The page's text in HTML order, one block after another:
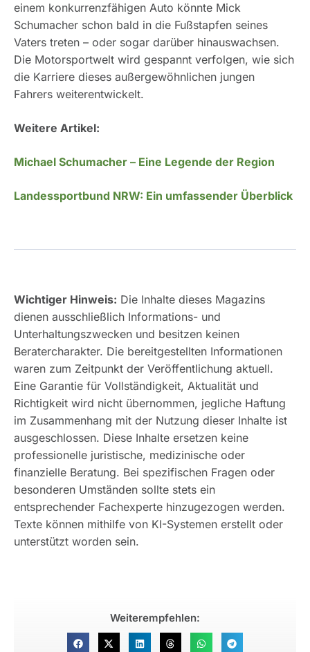
einem konkurrenzfähigen Auto könnte Mick
Schumacher schon bald in die Fußstapfen seines
Vaters treten – oder sogar darüber hinauswachsen.
Die Motorsportwelt wird gespannt verfolgen, wie sich
die Karriere dieses außergewöhnlichen jungen
Fahrers weiterentwickelt.
Weitere Artikel:
Michael Schumacher – Eine Legende der Region
Landessportbund NRW: Ein umfassender Überblick
Wichtiger Hinweis: Die Inhalte dieses Magazins
dienen ausschließlich Informations- und
Unterhaltungszwecken und besitzen keinen
Beratercharakter. Die bereitgestellten Informationen
waren zum Zeitpunkt der Veröffentlichung aktuell.
Eine Garantie für Vollständigkeit, Aktualität und
Richtigkeit wird nicht übernommen, jegliche Haftung
im Zusammenhang mit der Nutzung dieser Inhalte ist
ausgeschlossen. Diese Inhalte ersetzen keine
professionelle juristische, medizinische oder
finanzielle Beratung. Bei spezifischen Fragen oder
besonderen Umständen sollte stets ein
entsprechender Fachexperte hinzugezogen werden.
Texte können mithilfe von KI-Systemen erstellt oder
unterstützt worden sein.
Weiterempfehlen: